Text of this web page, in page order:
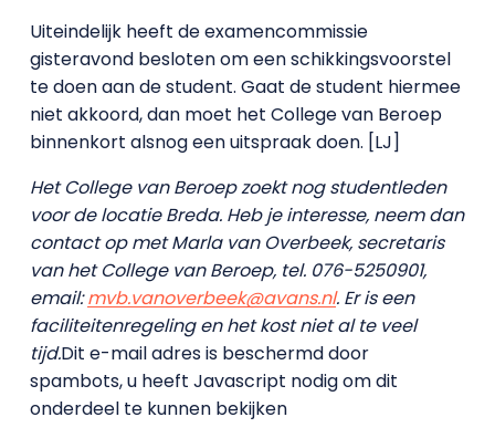
Uiteindelijk heeft de examencommissie
gisteravond besloten om een schikkingsvoorstel
te doen aan de student. Gaat de student hiermee
niet akkoord, dan moet het College van Beroep
binnenkort alsnog een uitspraak doen. [LJ]
Het College van Beroep zoekt nog studentleden
voor de locatie Breda. Heb je interesse, neem dan
contact op met Marla van Overbeek, secretaris
van het College van Beroep, tel. 076-5250901,
email:mvb.vanoverbeek@avans.nl. Er is een
faciliteitenregeling en het kost niet al te veel
tijd.Dit e-mail adres is beschermd door
spambots, u heeft Javascript nodig om dit
onderdeel te kunnen bekijken